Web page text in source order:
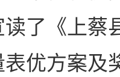
了《上蔡
优方案及